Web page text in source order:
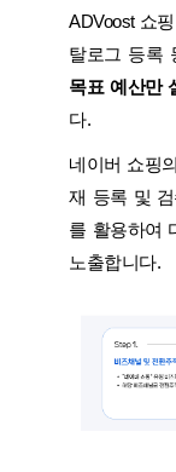
ADVoost 쇼
탈로그 등록
목표 예산만
다.
네이버 쇼핑
재 등록 및
를 활용하여
노출합니다.